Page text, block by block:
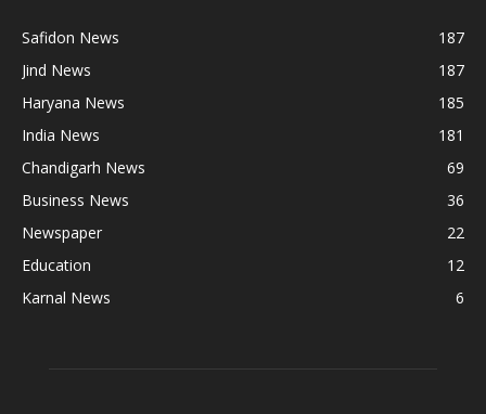
Safidon News
187
Jind News
187
Haryana News
185
India News
181
Chandigarh News
69
Business News
36
Newspaper
22
Education
12
Karnal News
6